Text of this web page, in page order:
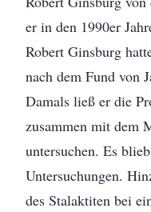
er in den 1990er
Robert Ginsburg
nach dem Fund von
Damals ließ er die
zusammen mit dem
untersuchen. Es
Untersuchungen.
des Stalaktiten bei